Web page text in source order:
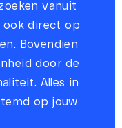
vanuit
ook direct op
Bovendien
door de
Alles in
op jouw